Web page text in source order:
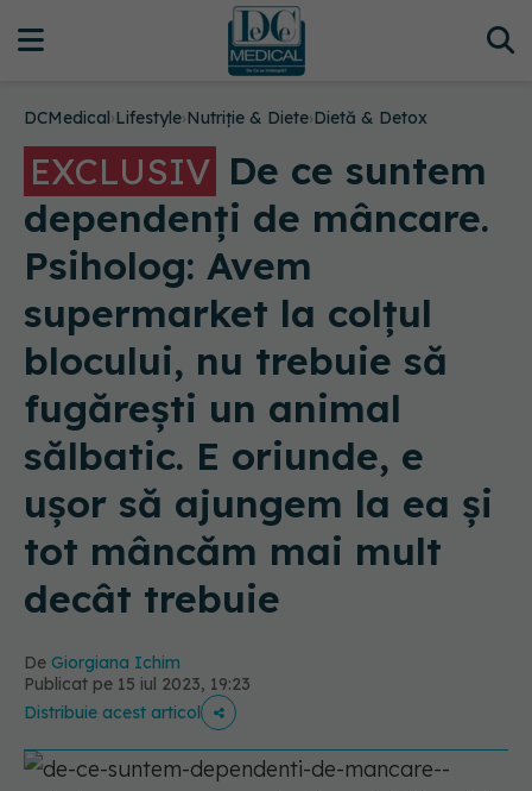
DCMedical›Lifestyle›Nutriție & Diete›Dietă & Detox
EXCLUSIV De ce suntem
dependenți de mâncare.
Psiholog: Avem
supermarket la colțul
blocului, nu trebuie să
fugărești un animal
sălbatic. E oriunde, e
ușor să ajungem la ea și
tot mâncăm mai mult
decât trebuie
De Giorgiana Ichim
Publicat pe 15 iul 2023, 19:23
Distribuie acest articol